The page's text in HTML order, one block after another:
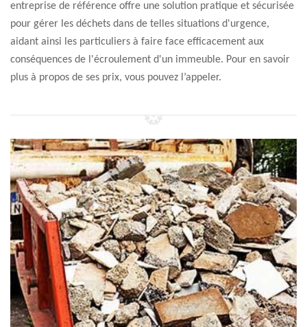
entreprise de référence offre une solution pratique et sécurisée
pour gérer les déchets dans de telles situations d'urgence,
aidant ainsi les particuliers à faire face efficacement aux
conséquences de l'écroulement d'un immeuble. Pour en savoir
plus à propos de ses prix, vous pouvez l’appeler.